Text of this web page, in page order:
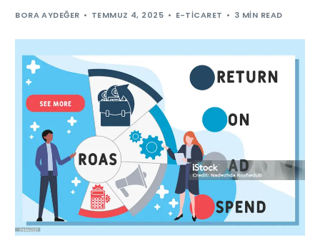
BORA AYDEĞER TEMMUZ 4, 2025 E-TICARET 3 MIN READ